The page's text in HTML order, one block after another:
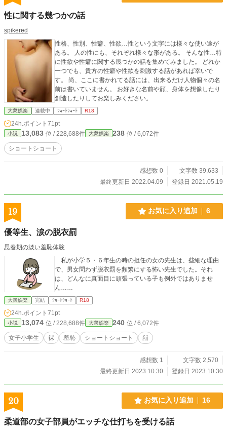
性に関する幾つかの話
spikered
性格、性別、性癖、性欲…性という文字には様々な使い途が
ある。 人の性にも、それぞれ様々な形がある。 そんな性…特
に性欲や性癖に関する幾つかの話を集めてみました。 どれか
一つでも、貴方の性癖や性欲を刺激する話があれば幸いで
す。 尚、ここに書かれてる話には、出来るだけ人物個々の名
前は書いていません。 お好きな名前や顔、身体を想像したり
創造したりしてお楽しみください。
大衆娯楽 連載中 ｼｮｰﾄｼｮｰﾄ R18
24h.ポイント 71pt
小説 13,083 位 / 228,688件 大衆娯楽 238 位 / 6,072件
ショートショート
感想数 0
文字数 39,633
最終更新日 2022.04.09
登録日 2021.05.19
19 お気に入り追加 6
優等生、涙の脱衣罰
思春期の淡い羞恥体験
私が小学５・６年生の時の担任の女の先生は、些細な理由
で、男女問わず脱衣罰を頻繁にする怖い先生でした。それ
は、どんなに真面目に頑張っている子も例外ではありませ
ん……
大衆娯楽 完結 ｼｮｰﾄｼｮｰﾄ R18
24h.ポイント 71pt
小説 13,074 位 / 228,688件 大衆娯楽 240 位 / 6,072件
女子小学生 裸 羞恥 ショートショート 罰
感想数 1
文字数 2,570
最終更新日 2023.10.30
登録日 2023.10.30
20 お気に入り追加 16
柔道部の女子部員がエッチな仕打ちを受ける話